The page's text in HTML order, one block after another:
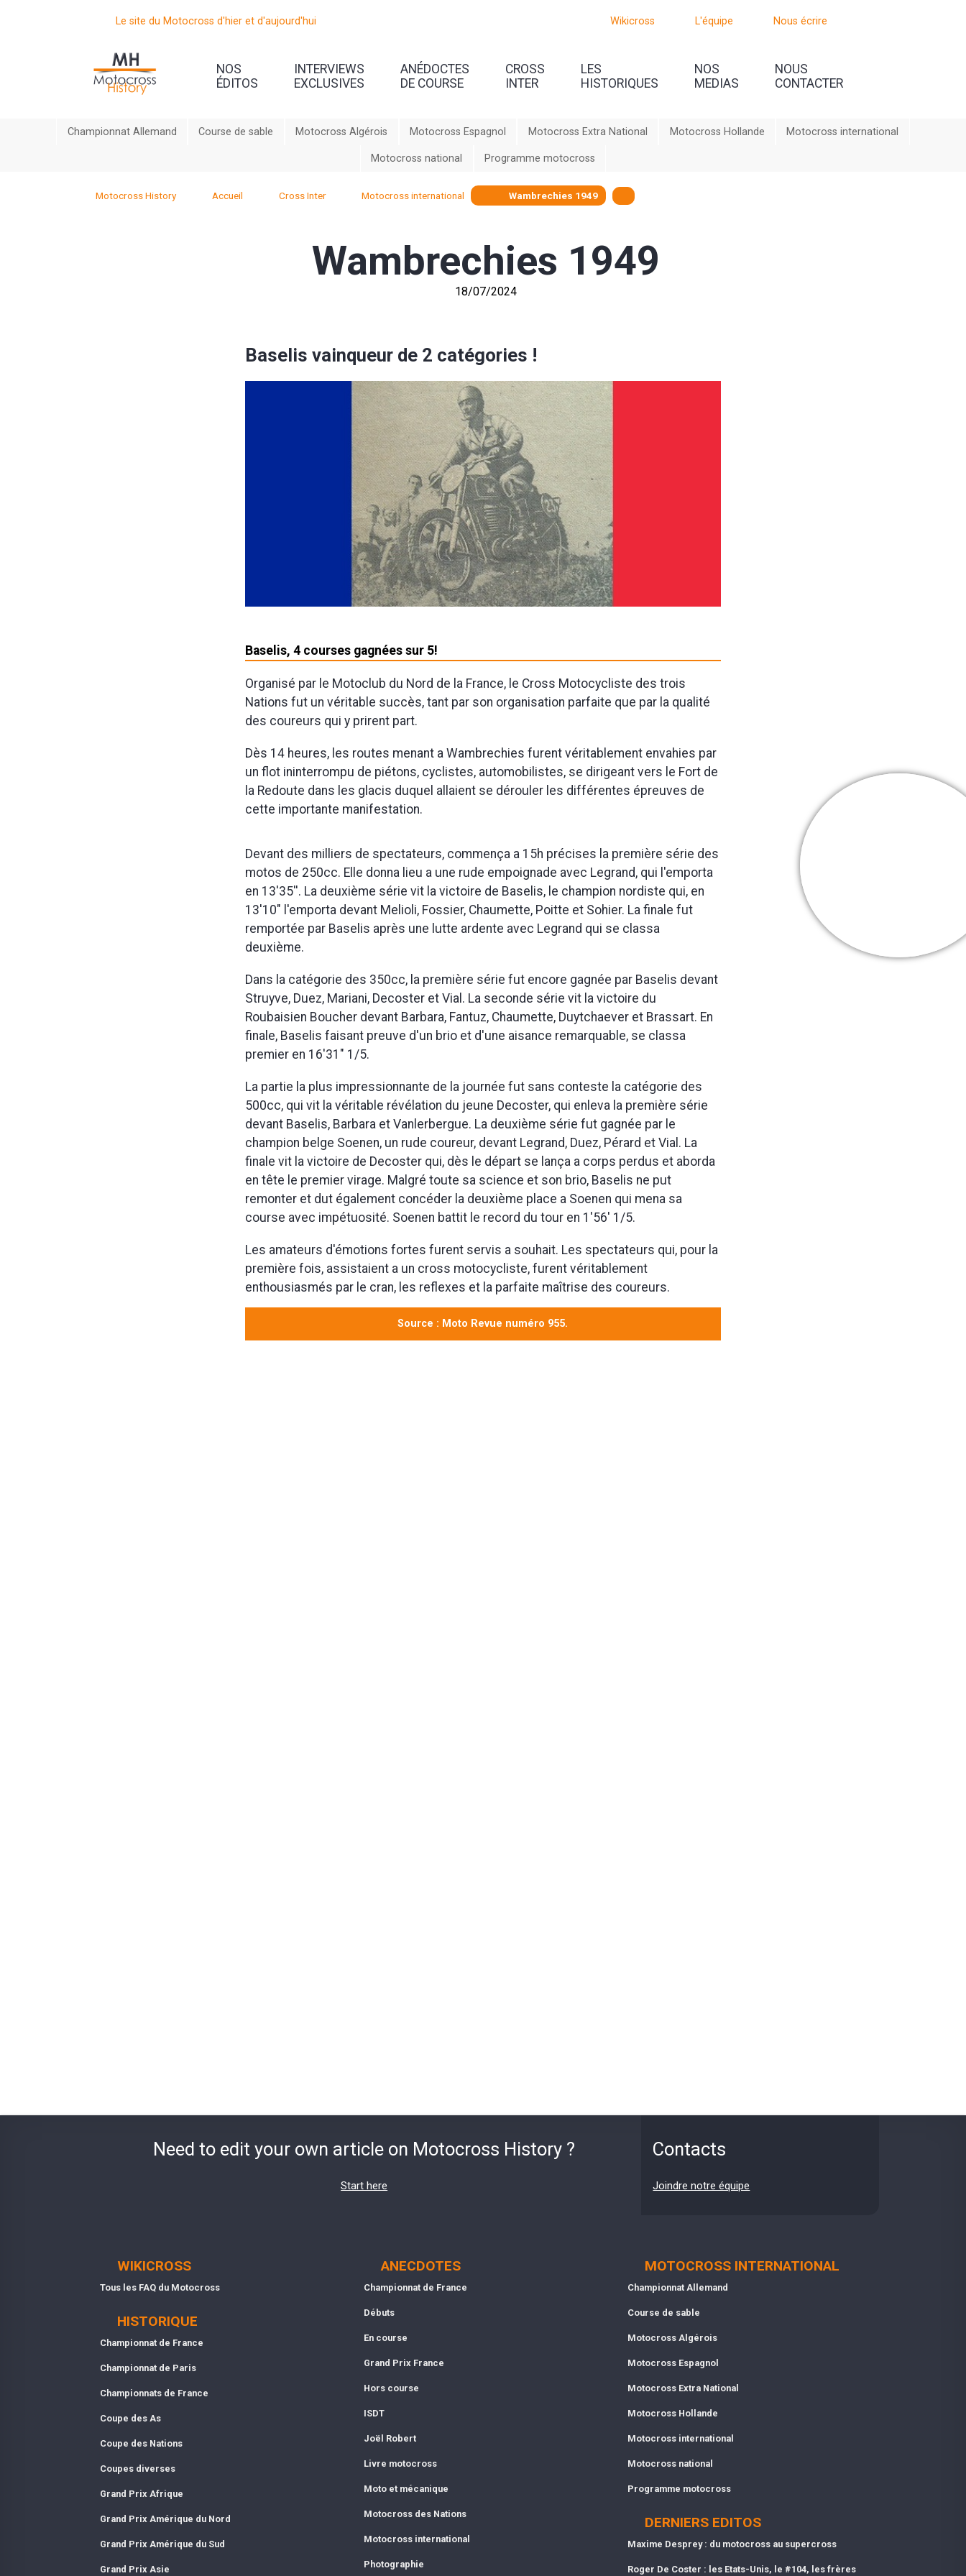
Le site du Motocross d'hier et d'aujourd'hui Wikicross L'équipe Nous écrire
NOS
ÉDITOS
INTERVIEWS
EXCLUSIVES
ANÉDOCTES
DE COURSE
CROSS
INTER
LES
HISTORIQUES
NOS
MEDIAS
NOUS
CONTACTER
Championnat Allemand Course de sable Motocross Algérois Motocross Espagnol Motocross Extra National Motocross Hollande Motocross international
Motocross national Programme motocross
Motocross History Accueil Cross Inter Motocross international Wambrechies 1949
Wambrechies 1949
18/07/2024
Baselis vainqueur de 2 catégories !
Baselis, 4 courses gagnées sur 5!
Organisé par le Motoclub du Nord de la France, le Cross Motocycliste des trois
Nations fut un véritable succès, tant par son organisation parfaite que par la qualité
des coureurs qui y prirent part.
Dès 14 heures, les routes menant a Wambrechies furent véritablement envahies par
un flot ininterrompu de piétons, cyclistes, automobilistes, se dirigeant vers le Fort de
la Redoute dans les glacis duquel allaient se dérouler les différentes épreuves de
cette importante manifestation.
Devant des milliers de spectateurs, commença a 15h précises la première série des
motos de 250cc. Elle donna lieu a une rude empoignade avec Legrand, qui l'emporta
en 13'35''. La deuxième série vit la victoire de Baselis, le champion nordiste qui, en
13'10" l'emporta devant Melioli, Fossier, Chaumette, Poitte et Sohier. La finale fut
remportée par Baselis après une lutte ardente avec Legrand qui se classa
deuxième.
Dans la catégorie des 350cc, la première série fut encore gagnée par Baselis devant
Struyve, Duez, Mariani, Decoster et Vial. La seconde série vit la victoire du
Roubaisien Boucher devant Barbara, Fantuz, Chaumette, Duytchaever et Brassart. En
finale, Baselis faisant preuve d'un brio et d'une aisance remarquable, se classa
premier en 16'31" 1/5.
La partie la plus impressionnante de la journée fut sans conteste la catégorie des
500cc, qui vit la véritable révélation du jeune Decoster, qui enleva la première série
devant Baselis, Barbara et Vanlerbergue. La deuxième série fut gagnée par le
champion belge Soenen, un rude coureur, devant Legrand, Duez, Pérard et Vial. La
finale vit la victoire de Decoster qui, dès le départ se lança a corps perdus et aborda
en tête le premier virage. Malgré toute sa science et son brio, Baselis ne put
remonter et dut également concéder la deuxième place a Soenen qui mena sa
course avec impétuosité. Soenen battit le record du tour en 1'56' 1/5.
Les amateurs d'émotions fortes furent servis a souhait. Les spectateurs qui, pour la
première fois, assistaient a un cross motocycliste, furent véritablement
enthousiasmés par le cran, les reflexes et la parfaite maîtrise des coureurs.
Source : Moto Revue numéro 955.
Need to edit your own article on Motocross History ?
Start here
Contacts
Joindre notre équipe
WIKICROSS
Tous les FAQ du Motocross
HISTORIQUE
Championnat de France
Championnat de Paris
Championnats de France
Coupe des As
Coupe des Nations
Coupes diverses
Grand Prix Afrique
Grand Prix Amérique du Nord
Grand Prix Amérique du Sud
Grand Prix Asie
ANECDOTES
Championnat de France
Débuts
En course
Grand Prix France
Hors course
ISDT
Joël Robert
Livre motocross
Moto et mécanique
Motocross des Nations
Motocross international
Photographie
MOTOCROSS INTERNATIONAL
Championnat Allemand
Course de sable
Motocross Algérois
Motocross Espagnol
Motocross Extra National
Motocross Hollande
Motocross international
Motocross national
Programme motocross
DERNIERS EDITOS
Maxime Desprey : du motocross au supercross
Roger De Coster : les Etats-Unis, le #104, les frères